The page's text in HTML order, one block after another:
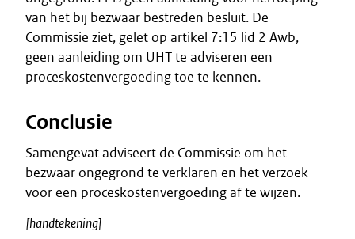
van het bij bezwaar bestreden besluit. De
Commissie ziet, gelet op artikel 7:15 lid 2 Awb,
geen aanleiding om UHT te adviseren een
proceskostenvergoeding toe te kennen.
Conclusie
Samengevat adviseert de Commissie om het
bezwaar ongegrond te verklaren en het verzoek
voor een proceskostenvergoeding af te wijzen.
[handtekening]